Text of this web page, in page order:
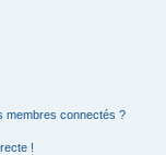
membres connectés ?
!